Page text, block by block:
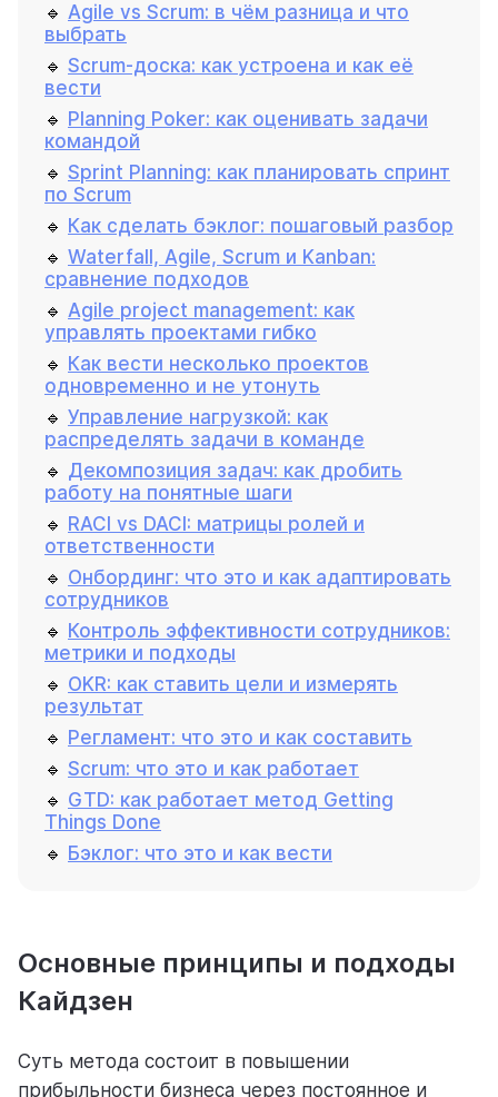
🔹 Agile vs Scrum: в чём разница и что
выбрать
🔹 Scrum-доска: как устроена и как её
вести
🔹 Planning Poker: как оценивать задачи
командой
🔹 Sprint Planning: как планировать спринт
по Scrum
🔹 Как сделать бэклог: пошаговый разбор
🔹 Waterfall, Agile, Scrum и Kanban:
сравнение подходов
🔹 Agile project management: как
управлять проектами гибко
🔹 Как вести несколько проектов
одновременно и не утонуть
🔹 Управление нагрузкой: как
распределять задачи в команде
🔹 Декомпозиция задач: как дробить
работу на понятные шаги
🔹 RACI vs DACI: матрицы ролей и
ответственности
🔹 Онбординг: что это и как адаптировать
сотрудников
🔹 Контроль эффективности сотрудников:
метрики и подходы
🔹 OKR: как ставить цели и измерять
результат
🔹 Регламент: что это и как составить
🔹 Scrum: что это и как работает
🔹 GTD: как работает метод Getting
Things Done
🔹 Бэклог: что это и как вести
Основные принципы и подходы
Кайдзен
Суть метода состоит в повышении
прибыльности бизнеса через постоянное и